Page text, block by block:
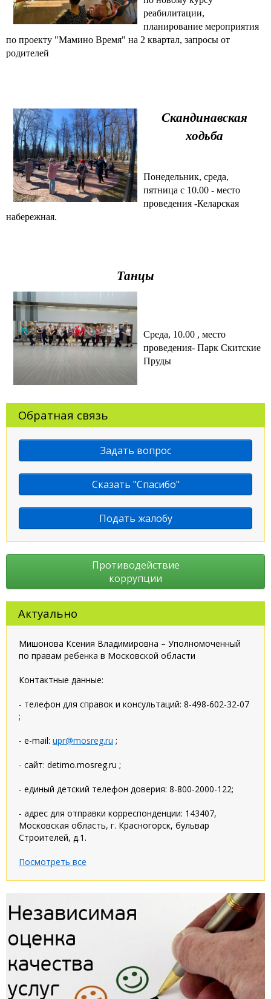
реабилитации,
планирование мероприятия
по проекту "Мамино Время" на 2 квартал, запросы от
родителей
Скандинавская
ходьба
Понедельник, среда,
пятница с 10.00 - место
проведения -Келарская
набережная.
Танцы
Среда, 10.00 , место
проведения- Парк Скитские
Пруды
Обратная связь
Задать вопрос
Сказать "Спасибо"
Подать жалобу
Противодействие
коррупции
Актуально
Мишонова Ксения Владимировна – Уполномоченный
по правам ребенка в Московской области
Контактные данные:
- телефон для справок и консультаций: 8-498-602-32-07
;
- e-mail: upr@mosreg.ru ;
- сайт: detimo.mosreg.ru ;
- единый детский телефон доверия: 8-800-2000-122;
- адрес для отправки корреспонденции: 143407,
Московская область, г. Красногорск, бульвар
Строителей, д.1.
Посмотреть все